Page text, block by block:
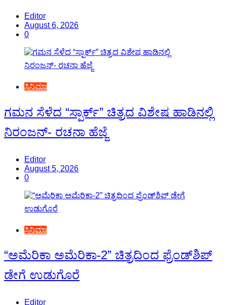
Editor
August 6, 2026
0
ಸಿನಿಮಾ
ಗಮನ ಸೆಳೆದ “ಸ್ಪಾರ್ಕ್” ಚಿತ್ರದ ವಿಶೇಷ ಹಾಡಿನಲ್ಲಿ
ನಿರಂಜನ್- ರಚನಾ ಹೆಜ್ಜೆ
Editor
August 5, 2026
0
ಸಿನಿಮಾ
“ಅಮೆರಿಕಾ ಅಮೆರಿಕಾ-2” ಚಿತ್ರದಿಂದ ಫ್ರೆಂಡ್‍ಶಿಪ್
ಡೇಗೆ ಉಡುಗೊರೆ
Editor